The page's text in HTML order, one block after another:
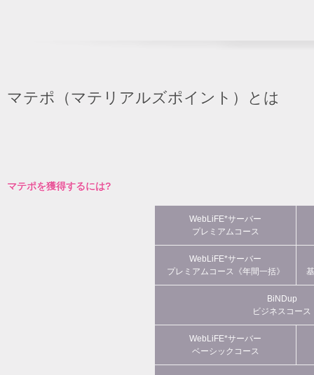
マテポ（マテリアルズポイント）とは
マテポを獲得するには?
WebLiFE*サーバー
プレミアムコース
WebLiFE*サーバー
プレミアムコース《年間一括》
BiNDup
ビジネスコース
WebLiFE*サーバー
ベーシックコース